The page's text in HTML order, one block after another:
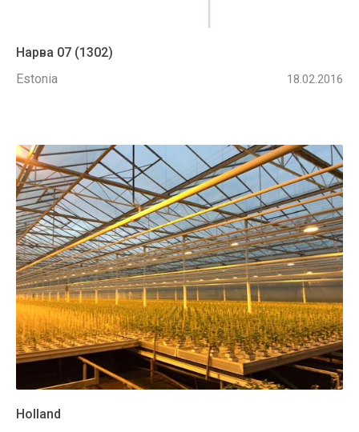
Нарва 07 (1302)
Estonia
18.02.2016
Holland